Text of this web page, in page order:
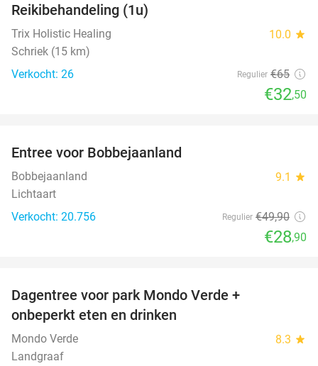
Reikibehandeling (1u)
Trix Holistic Healing 10.0 star
Schriek (15 km)
Verkocht: 26
Regulier €65
€32,50
Entree voor Bobbejaanland
Bobbejaanland 9.1 star
Lichtaart
Verkocht: 20.756
Regulier €49,90
€28,90
Dagentree voor park Mondo Verde +
onbeperkt eten en drinken
Mondo Verde 8.3 star
Landgraaf